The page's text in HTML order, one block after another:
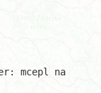
mcepl na